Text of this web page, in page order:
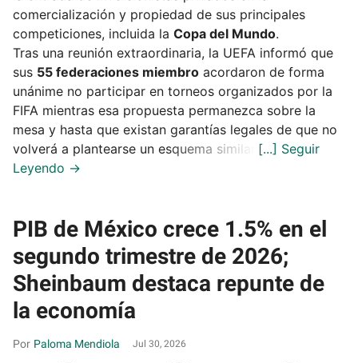
comercialización y propiedad de sus principales
competiciones, incluida la Copa del Mundo.
Tras una reunión extraordinaria, la UEFA informó que
sus 55 federaciones miembro acordaron de forma
unánime no participar en torneos organizados por la
FIFA mientras esa propuesta permanezca sobre la
mesa y hasta que existan garantías legales de que no
volverá a plantearse un esquema similar.
PIB de México crece 1.5% en el
segundo trimestre de 2026;
Sheinbaum destaca repunte de
la economía
Paloma Mendiola Jul 30, 2026